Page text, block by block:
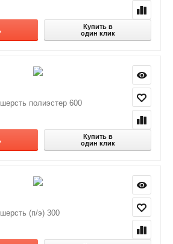
Купить в
один клик
полиэстер 600
Купить в
один клик
(п/э) 300